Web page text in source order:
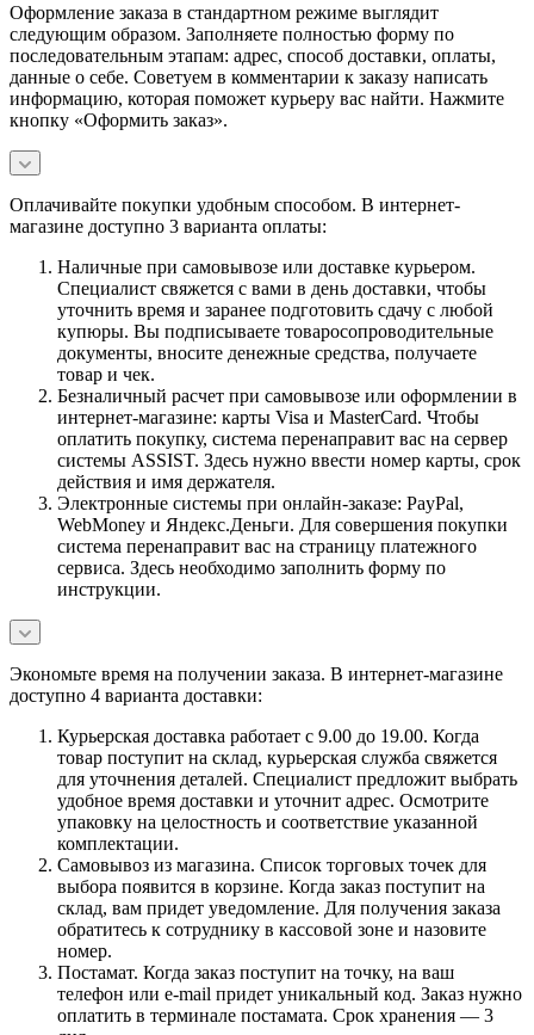
Оформление заказа в стандартном режиме выглядит
следующим образом. Заполняете полностью форму по
последовательным этапам: адрес, способ доставки, оплаты,
данные о себе. Советуем в комментарии к заказу написать
информацию, которая поможет курьеру вас найти. Нажмите
кнопку «Оформить заказ».
Оплачивайте покупки удобным способом. В интернет-
магазине доступно 3 варианта оплаты:
Наличные при самовывозе или доставке курьером.
Специалист свяжется с вами в день доставки, чтобы
уточнить время и заранее подготовить сдачу с любой
купюры. Вы подписываете товаросопроводительные
документы, вносите денежные средства, получаете
товар и чек.
Безналичный расчет при самовывозе или оформлении в
интернет-магазине: карты Visa и MasterCard. Чтобы
оплатить покупку, система перенаправит вас на сервер
системы ASSIST. Здесь нужно ввести номер карты, срок
действия и имя держателя.
Электронные системы при онлайн-заказе: PayPal,
WebMoney и Яндекс.Деньги. Для совершения покупки
система перенаправит вас на страницу платежного
сервиса. Здесь необходимо заполнить форму по
инструкции.
Экономьте время на получении заказа. В интернет-магазине
доступно 4 варианта доставки:
Курьерская доставка работает с 9.00 до 19.00. Когда
товар поступит на склад, курьерская служба свяжется
для уточнения деталей. Специалист предложит выбрать
удобное время доставки и уточнит адрес. Осмотрите
упаковку на целостность и соответствие указанной
комплектации.
Самовывоз из магазина. Список торговых точек для
выбора появится в корзине. Когда заказ поступит на
склад, вам придет уведомление. Для получения заказа
обратитесь к сотруднику в кассовой зоне и назовите
номер.
Постамат. Когда заказ поступит на точку, на ваш
телефон или e-mail придет уникальный код. Заказ нужно
оплатить в терминале постамата. Срок хранения — 3